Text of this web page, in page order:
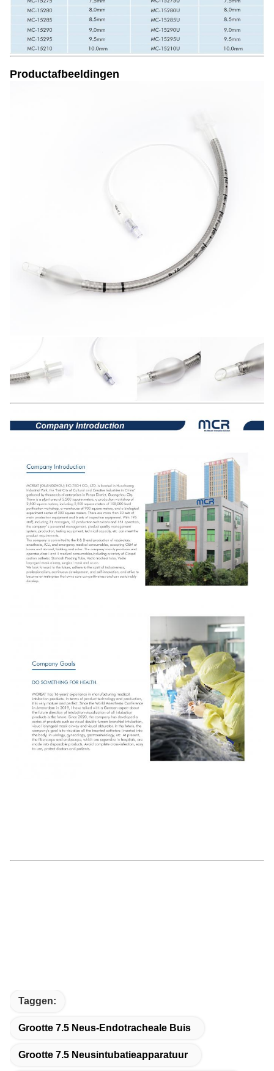
Productafbeeldingen
Taggen:
Grootte 7.5 Neus-Endotracheale Buis
Grootte 7.5 Neusintubatieapparatuur